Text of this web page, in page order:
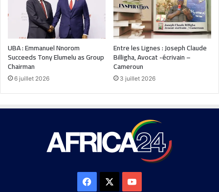
UBA : Emmanuel Nnorom
Succeeds Tony Elumelu as Group
Chairman
6 juillet 2026
Entre les Lignes : Joseph Claude
Billigha, Avocat -écrivain –
Cameroun
3 juillet 2026